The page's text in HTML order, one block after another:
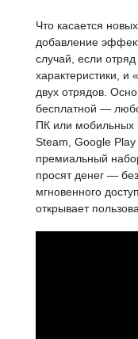
Что касается
добавление
случай, если
характеристики,
двух отрядов.
бесплатной —
ПК или мобильных
Steam, Google
премиальный
просят денег —
мгновенного
открывает